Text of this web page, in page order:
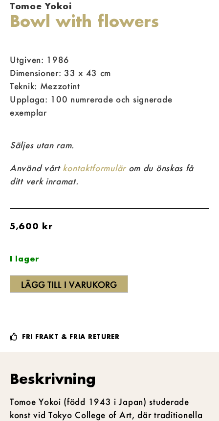
Tomoe Yokoi
Bowl with flowers
Utgiven: 1986
Dimensioner: 33 x 43 cm
Teknik: Mezzotint
Upplaga: 100 numrerade och signerade
exemplar
Säljes utan ram.
Använd vårt kontaktformulärom du önskas få
ditt verk inramat.
5,600 kr
I lager
LÄGG TILL I VARUKORG
FRI FRAKT & FRIA RETURER
Beskrivning
Tomoe Yokoi (född 1943 i Japan) studerade
konst vid Tokyo College of Art, där traditionella